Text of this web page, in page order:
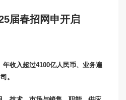
届春招网申开启
年收入超过4100亿人民币、业务遍
。